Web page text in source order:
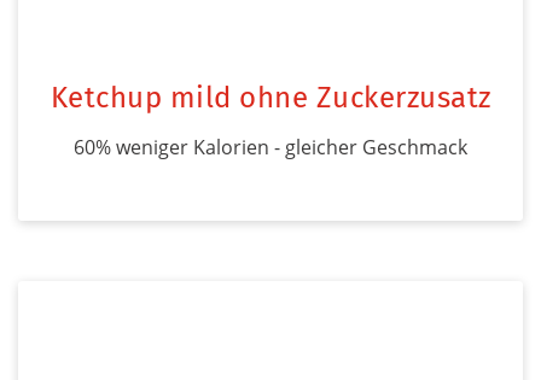
Ketchup mild ohne Zuckerzusatz
60% weniger Kalorien - gleicher Geschmack